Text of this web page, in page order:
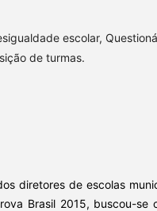
escolar,
de turmas.
diretores de escolas
Brasil 2015, buscou-se